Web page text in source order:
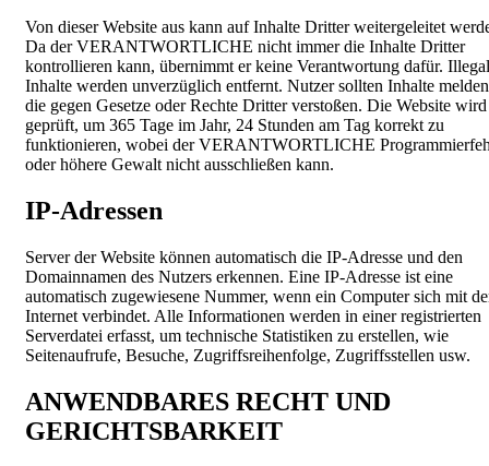
Von dieser Website aus kann auf Inhalte Dritter weitergeleitet
Da der VERANTWORTLICHE nicht immer die Inhalte Dritter
kontrollieren kann, übernimmt er keine Verantwortung dafür.
Inhalte werden unverzüglich entfernt. Nutzer sollten Inhalte
die gegen Gesetze oder Rechte Dritter verstoßen. Die Website wird
geprüft, um 365 Tage im Jahr, 24 Stunden am Tag korrekt zu
funktionieren, wobei der VERANTWORTLICHE
oder höhere Gewalt nicht ausschließen kann.
IP-Adressen
Server der Website können automatisch die IP-Adresse und den
Domainnamen des Nutzers erkennen. Eine IP-Adresse ist eine
automatisch zugewiesene Nummer, wenn ein Computer sich mit
Internet verbindet. Alle Informationen werden in einer registrierten
Serverdatei erfasst, um technische Statistiken zu erstellen, wie
Seitenaufrufe, Besuche, Zugriffsreihenfolge, Zugriffsstellen usw.
ANWENDBARES RECHT UND
GERICHTSBARKEIT